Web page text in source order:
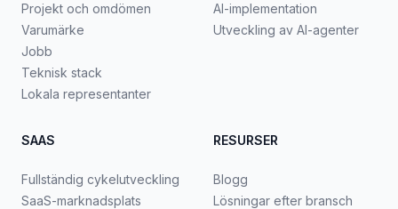
Projekt och omdömen
Varumärke
Jobb
Teknisk stack
Lokala representanter
AI-implementation
Utveckling av AI-agenter
SAAS
Fullständig cykelutveckling
SaaS-marknadsplats
RESURSER
Blogg
Lösningar efter bransch